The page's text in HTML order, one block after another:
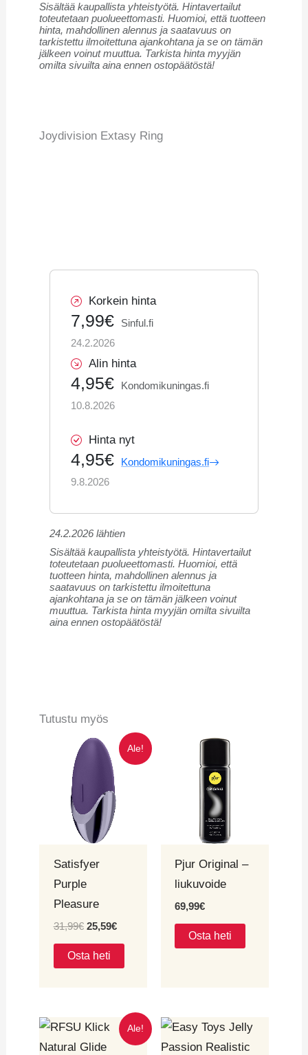
Sisältää kaupallista yhteistyötä. Hintavertailut
toteutetaan puolueettomasti. Huomioi, että tuotteen
hinta, mahdollinen alennus ja saatavuus on
tarkistettu ilmoitettuna ajankohtana ja se on tämän
jälkeen voinut muuttua. Tarkista hinta myyjän
omilta sivuilta aina ennen ostopäätöstä!
Joydivision Extasy Ring
Korkein hinta
7,99€
Sinful.fi
24.2.2026
Alin hinta
4,95€
Kondomikuningas.fi
10.8.2026
Hinta nyt
4,95€
Kondomikuningas.fi
9.8.2026
24.2.2026 lähtien
Sisältää kaupallista yhteistyötä. Hintavertailut
toteutetaan puolueettomasti. Huomioi, että
tuotteen hinta, mahdollinen alennus ja
saatavuus on tarkistettu ilmoitettuna
ajankohtana ja se on tämän jälkeen voinut
muuttua. Tarkista hinta myyjän omilta sivuilta
aina ennen ostopäätöstä!
Tutustu myös
Ale!
Satisfyer
Purple
Pleasure
31,99€
Alkuperäinen
hinta
31,99€.
25,59€
Nykyinen
hinta
Osta heti
Pjur Original –
liukuvoide
69,99€
Osta heti
Ale!
Alkuperäinen
oli:
Nykyinen
hinta
on: